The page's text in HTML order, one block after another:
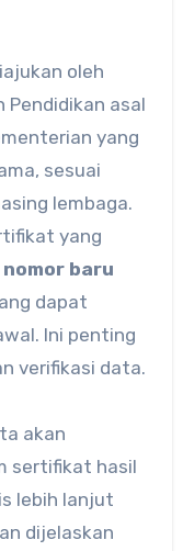
oleh
asal
yang
sesuai
lembaga.
yang
nomor baru
dapat
Ini penting
verifikasi data.
akan
sertifikat hasil
lebih lanjut
dijelaskan